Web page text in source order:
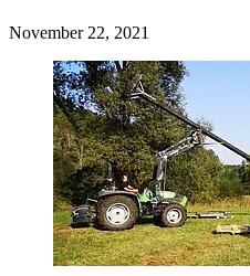
November 22, 2021